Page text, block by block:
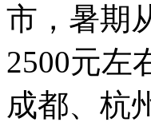
市，暑期
2500元左
成都、杭